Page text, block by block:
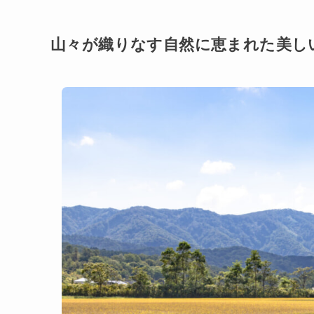
山々が織りなす自然に恵まれた美し